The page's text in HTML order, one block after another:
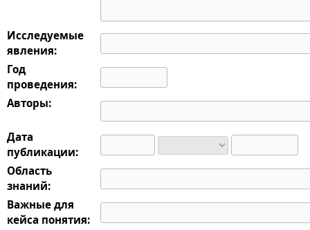
Исследуемые
явления:
Год
проведения:
Авторы:
Дата
публикации:
Область
знаний:
Важные для
кейса понятия: